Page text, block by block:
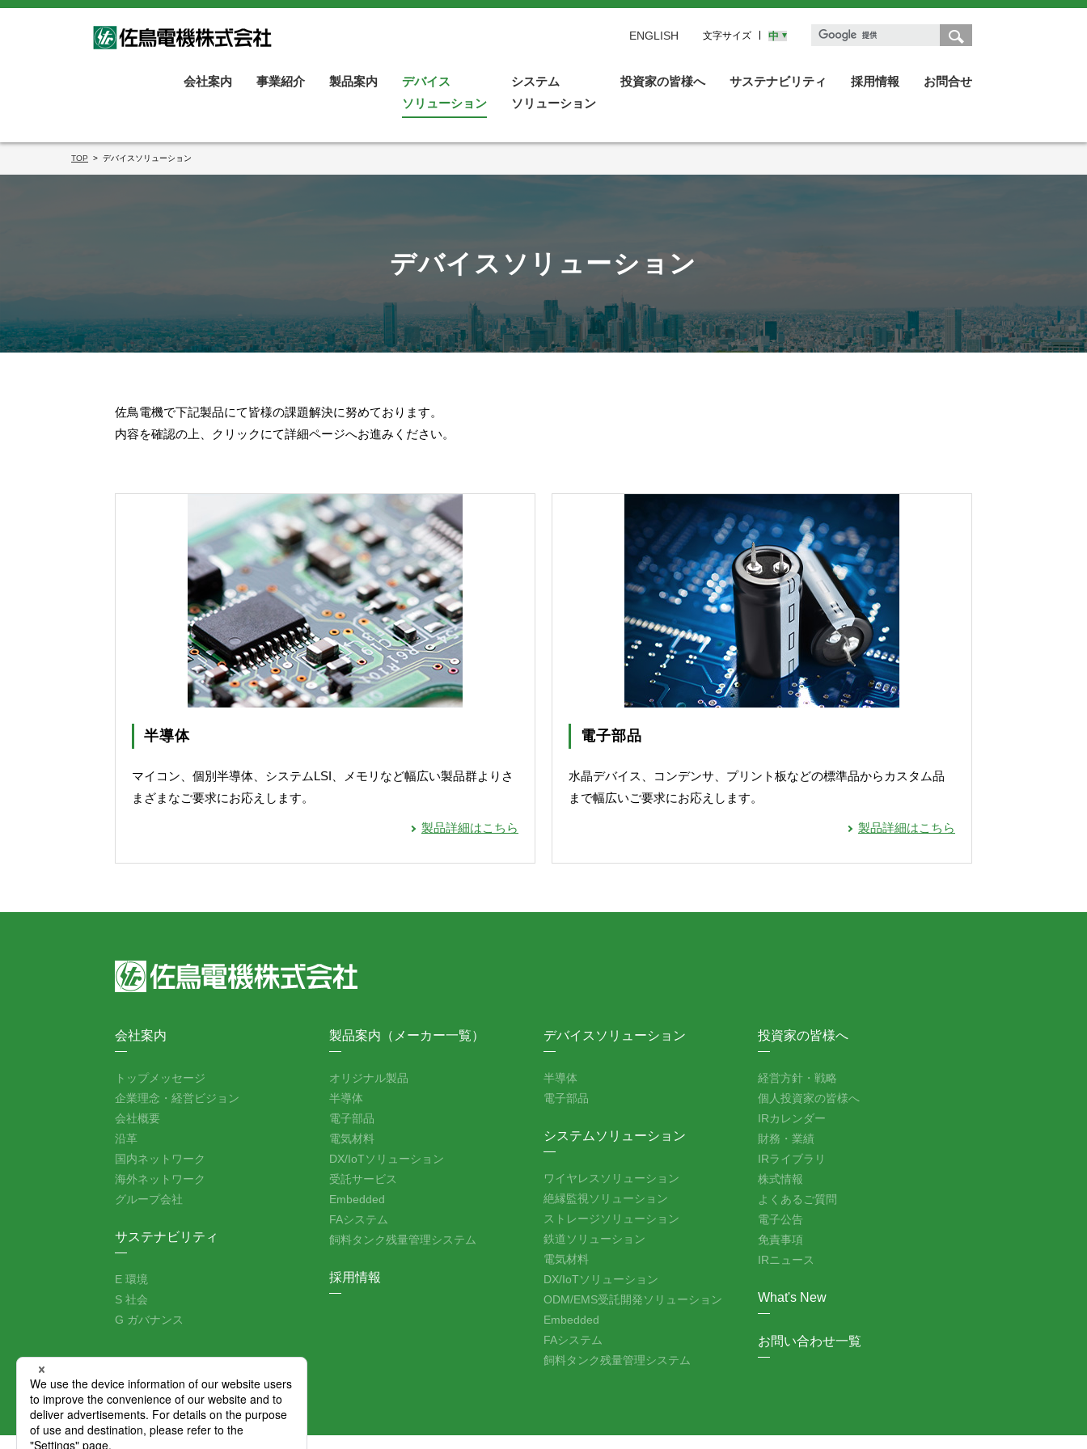
ENGLISH 文字サイズ
会社案内 事業紹介 製品案内
デバイス
ソリューション
システム
ソリューション
投資家の皆様へ サステナビリティ 採用情報 お問合せ
TOP デバイスソリューション
デバイスソリューション
佐鳥電機で下記製品にて皆様の課題解決に努めております。
内容を確認の上、クリックにて詳細ページへお進みください。
半導体
マイコン、個別半導体、システムLSI、メモリなど幅広い製品群よりさ
まざまなご要求にお応えします。
製品詳細はこちら
電子部品
水晶デバイス、コンデンサ、プリント板などの標準品からカスタム品
まで幅広いご要求にお応えします。
製品詳細はこちら
会社案内
トップメッセージ
企業理念・経営ビジョン
会社概要
沿革
国内ネットワーク
海外ネットワーク
グループ会社
サステナビリティ
E 環境
S 社会
G ガバナンス
製品案内（メーカー一覧）
オリジナル製品
半導体
電子部品
電気材料
DX/IoTソリューション
受託サービス
Embedded
FAシステム
飼料タンク残量管理システム
採用情報
デバイスソリューション
半導体
電子部品
システムソリューション
ワイヤレスソリューション
絶縁監視ソリューション
ストレージソリューション
鉄道ソリューション
電気材料
DX/IoTソリューション
ODM/EMS受託開発ソリューション
Embedded
FAシステム
飼料タンク残量管理システム
投資家の皆様へ
経営方針・戦略
個人投資家の皆様へ
IRカレンダー
財務・業績
IRライブラリ
株式情報
よくあるご質問
電子公告
免責事項
IRニュース
What's New
お問い合わせ一覧